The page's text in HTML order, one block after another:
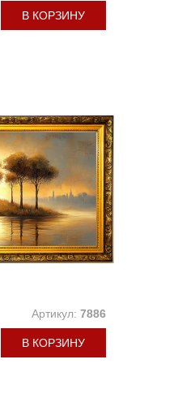
В КОРЗИНУ
Артикул: 7886
В КОРЗИНУ